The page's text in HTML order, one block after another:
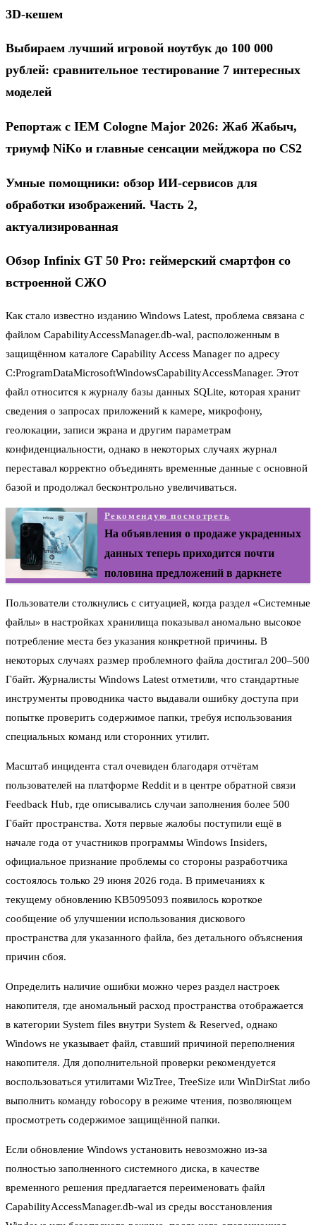
3D-кешем
Выбираем лучший игровой ноутбук до 100 000
рублей: сравнительное тестирование 7 интересных
моделей
Репортаж с IEM Cologne Major 2026: Жаб Жабыч,
триумф NiKo и главные сенсации мейджора по CS2
Умные помощники: обзор ИИ-сервисов для
обработки изображений. Часть 2,
актуализированная
Обзор Infinix GT 50 Pro: геймерский смартфон со
встроенной СЖО
Как стало известно изданию Windows Latest, проблема связана с
файлом CapabilityAccessManager.db-wal, расположенным в
защищённом каталоге Capability Access Manager по адресу
C:ProgramDataMicrosoftWindowsCapabilityAccessManager. Этот
файл относится к журналу базы данных SQLite, которая хранит
сведения о запросах приложений к камере, микрофону,
геолокации, записи экрана и другим параметрам
конфиденциальности, однако в некоторых случаях журнал
переставал корректно объединять временные данные с основной
базой и продолжал бесконтрольно увеличиваться.
Рекомендую посмотреть
На объявления о продаже украденных
данных теперь приходится почти
половина предложений в даркнете
Пользователи столкнулись с ситуацией, когда раздел «Системные
файлы» в настройках хранилища показывал аномально высокое
потребление места без указания конкретной причины. В
некоторых случаях размер проблемного файла достигал 200–500
Гбайт. Журналисты Windows Latest отметили, что стандартные
инструменты проводника часто выдавали ошибку доступа при
попытке проверить содержимое папки, требуя использования
специальных команд или сторонних утилит.
Масштаб инцидента стал очевиден благодаря отчётам
пользователей на платформе Reddit и в центре обратной связи
Feedback Hub, где описывались случаи заполнения более 500
Гбайт пространства. Хотя первые жалобы поступили ещё в
начале года от участников программы Windows Insiders,
официальное признание проблемы со стороны разработчика
состоялось только 29 июня 2026 года. В примечаниях к
текущему обновлению KB5095093 появилось короткое
сообщение об улучшении использования дискового
пространства для указанного файла, без детального объяснения
причин сбоя.
Определить наличие ошибки можно через раздел настроек
накопителя, где аномальный расход пространства отображается
в категории System files внутри System & Reserved, однако
Windows не указывает файл, ставший причиной переполнения
накопителя. Для дополнительной проверки рекомендуется
воспользоваться утилитами WizTree, TreeSize или WinDirStat либо
выполнить команду robocopy в режиме чтения, позволяющем
просмотреть содержимое защищённой папки.
Если обновление Windows установить невозможно из-за
полностью заполненного системного диска, в качестве
временного решения предлагается переименовать файл
CapabilityAccessManager.db-wal из среды восстановления